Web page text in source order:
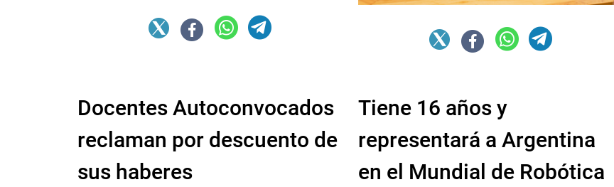
Docentes Autoconvocados
reclaman por descuento de
sus haberes
Tiene 16 años y
representará a Argentina
en el Mundial de Robótica